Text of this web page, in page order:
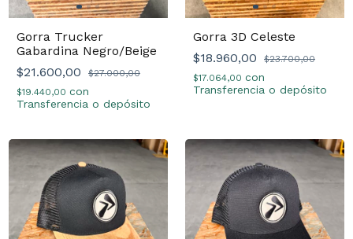
Gorra Trucker
Gabardina Negro/Beige
$21.600,00
$27.000,00
$19.440,00 con
Transferencia o depósito
Gorra 3D Celeste
$18.960,00
$23.700,00
$17.064,00 con
Transferencia o depósito